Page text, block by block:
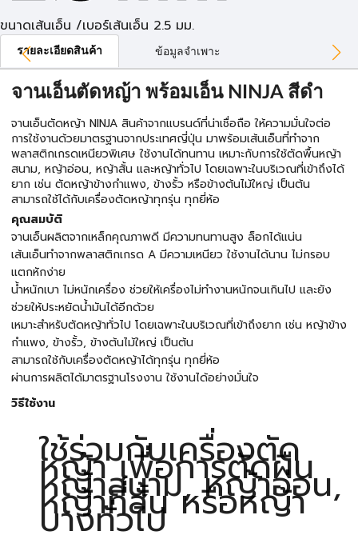
ขนาดเส้นเอ็น /เบอร์เส้นเอ็น 2.5 มม.
รายละเอียดสินค้า ข้อมูลจำเพาะ
จานเอ็นตัดหญ้า พร้อมเอ็น NINJA สีดำ
จานเอ็นตัดหญ้า NINJA สินค้าจากแบรนด์ที่น่าเชื่อถือ ให้ความมั่นใจต่อ
การใช้งานด้วยมาตรฐานจากประเทศญี่ปุ่น มาพร้อมเส้นเอ็นที่ทำจาก
พลาสติกเกรดเหนียวพิเศษ ใช้งานได้ทนทาน เหมาะกับการใช้ตัดพื้นหญ้า
สนาม, หญ้าอ่อน, หญ้าสั้น และหญ้าทั่วไป โดยเฉพาะในบริเวณที่เข้าถึงได้
ยาก เช่น ตัดหญ้าข้างกำแพง, ข้างรั้ว หรือข้างต้นไม้ใหญ่ เป็นต้น
สามารถใช้ได้กับเครื่องตัดหญ้าทุกรุ่น ทุกยี่ห้อ
คุณสมบัติ
จานเอ็นผลิตจากเหล็กคุณภาพดี มีความทนทานสูง ล็อกได้แน่น
เส้นเอ็นทำจากพลาสติกเกรด A มีความเหนียว ใช้งานได้นาน ไม่กรอบ
แตกหักง่าย
น้ำหนักเบา ไม่หนักเครื่อง ช่วยให้เครื่องไม่ทำงานหนักจนเกินไป และยัง
ช่วยให้ประหยัดน้ำมันได้อีกด้วย
เหมาะสำหรับตัดหญ้าทั่วไป โดยเฉพาะในบริเวณที่เข้าถึงยาก เช่น หญ้าข้าง
กำแพง, ข้างรั้ว, ข้างต้นไม้ใหญ่ เป็นต้น
สามารถใช้กับเครื่องตัดหญ้าได้ทุกรุ่น ทุกยี่ห้อ
ผ่านการผลิตได้มาตรฐานโรงงาน ใช้งานได้อย่างมั่นใจ
วิธีใช้งาน
ใช้ร่วมกับเครื่องตัด
หญ้า เพื่อการตัดผืน
หญ้าสนาม, หญ้าอ่อน,
หญ้าที่สั้น หรือหญ้า
บางทั่วไป